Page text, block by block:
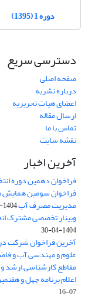
دوره 1 (1395)
دسترسی سریع
صفحه اصلی
درباره نشریه
اعضای هیات تحریریه
ارسال مقاله
تماس با ما
نقشه سایت
آخرین اخبار
فراخوان دهمین دوره
فراخوان سومین همایش
مدیریت مصرف آب1404-04-30
وبینار تخصصی مشترک
1404-04-30
آخرین فراخوان شرکت در
مقاطع کارشناسی ارشد
اعلام برنامه چهل و
07-16